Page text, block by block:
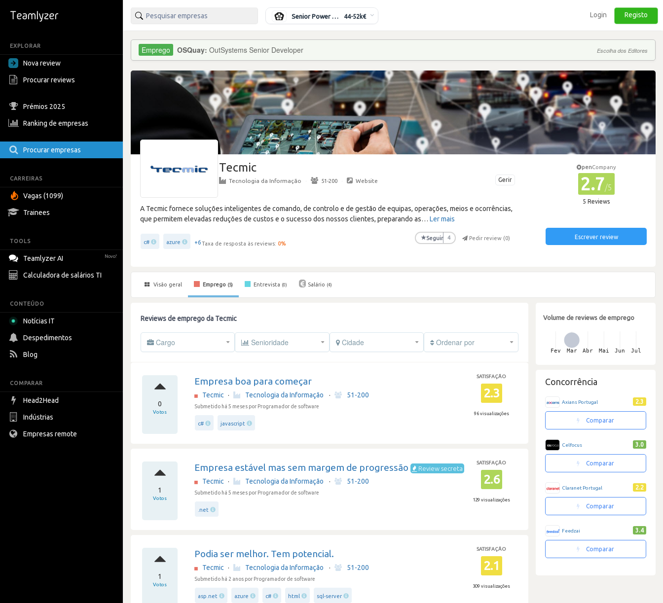
EXPLORAR
Nova review
Procurar reviews
Prémios 2025
Ranking de empresas
Procurar empresas
CARREIRAS
Vagas (1099)
Trainees
TOOLS
Teamlyzer AI Novo!
Calculadora de salários TI
CONTEÚDO
Notícias IT
Despedimentos
Blog
COMPARAR
Head2Head
Indústrias
Empresas remote
Senior Power Systems Engineer 44-52k€ Login Registo
OSQuay: OutSystems Senior Developer Escolha dos Editores
Tecmic
Gerir
Tecnologia da Informação · 51-200 · Website
A Tecmic fornece soluções inteligentes de comando, de controlo e de gestão de equipas, operações, meios e ocorrências,
que permitem elevadas reduções de custos e o sucesso dos nossos clientes, preparando as… Ler mais
c# azure +6Taxa de resposta às reviews: 0%
★Seguir 4 Pedir review (0)
penCompany
2.7/5
5 Reviews
Escrever review
Visão geral Emprego (5) Entrevista (0) Salário (4)
Reviews de emprego da Tecmic
Cargo Senioridade Cidade Ordenar por
0
Votos
Empresa boa para começar
Tecmic · Tecnologia da Informação · 51-200
Submetido há 5 meses por Programador de software
c# javascript
SATISFAÇÃO
2.3
96 visualizações
1
Votos
Empresa estável mas sem margem de progressão Review secreta
Tecmic · Tecnologia da Informação · 51-200
Submetido há 5 meses por Programador de software
.net
SATISFAÇÃO
2.6
129 visualizações
1
Votos
Podia ser melhor. Tem potencial.
Tecmic · Tecnologia da Informação · 51-200
Submetido há 2 anos por Programador de software
asp.net azure c# html sql-server
SATISFAÇÃO
2.1
309 visualizações
Volume de reviews de emprego
Concorrência
Axians Portugal 2.3
Comparar
Celfocus 3.0
Comparar
Claranet Portugal 2.2
Comparar
Feedzai 3.4
Comparar